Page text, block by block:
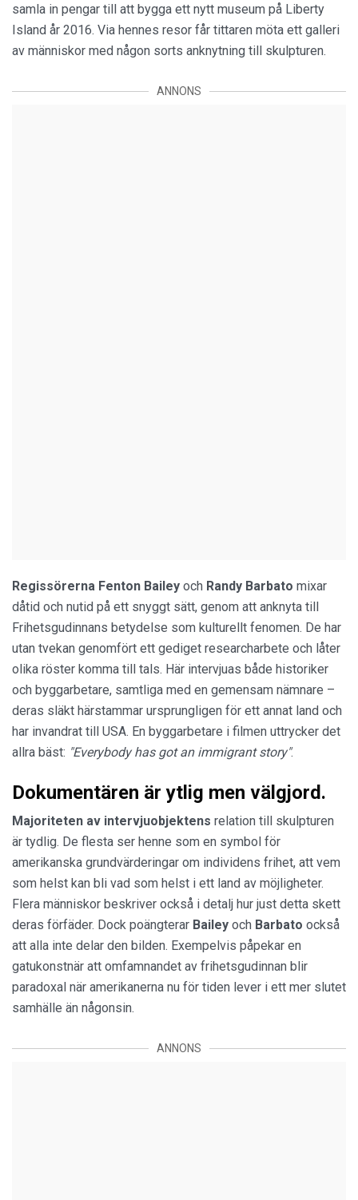
samla in pengar till att bygga ett nytt museum på Liberty
Island år 2016. Via hennes resor får tittaren möta ett galleri
av människor med någon sorts anknytning till skulpturen.
ANNONS
Regissörerna Fenton Bailey och Randy Barbato mixar
dåtid och nutid på ett snyggt sätt, genom att anknyta till
Frihetsgudinnans betydelse som kulturellt fenomen. De har
utan tvekan genomfört ett gediget researcharbete och låter
olika röster komma till tals. Här intervjuas både historiker
och byggarbetare, samtliga med en gemensam nämnare –
deras släkt härstammar ursprungligen för ett annat land och
har invandrat till USA. En byggarbetare i filmen uttrycker det
allra bäst: "Everybody has got an immigrant story".
Dokumentären är ytlig men välgjord.
Majoriteten av intervjuobjektens relation till skulpturen
är tydlig. De flesta ser henne som en symbol för
amerikanska grundvärderingar om individens frihet, att vem
som helst kan bli vad som helst i ett land av möjligheter.
Flera människor beskriver också i detalj hur just detta skett
deras förfäder. Dock poängterar Bailey och Barbato också
att alla inte delar den bilden. Exempelvis påpekar en
gatukonstnär att omfamnandet av frihetsgudinnan blir
paradoxal när amerikanerna nu för tiden lever i ett mer slutet
samhälle än någonsin.
ANNONS